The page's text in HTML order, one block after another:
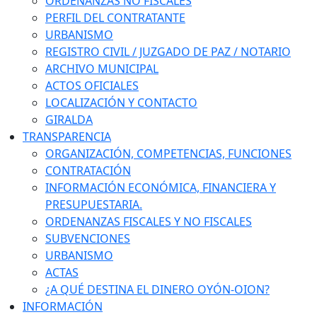
PERFIL DEL CONTRATANTE
URBANISMO
REGISTRO CIVIL / JUZGADO DE PAZ / NOTARIO
ARCHIVO MUNICIPAL
ACTOS OFICIALES
LOCALIZACIÓN Y CONTACTO
GIRALDA
TRANSPARENCIA
ORGANIZACIÓN, COMPETENCIAS, FUNCIONES
CONTRATACIÓN
INFORMACIÓN ECONÓMICA, FINANCIERA Y
PRESUPUESTARIA.
ORDENANZAS FISCALES Y NO FISCALES
SUBVENCIONES
URBANISMO
ACTAS
¿A QUÉ DESTINA EL DINERO OYÓN-OION?
INFORMACIÓN